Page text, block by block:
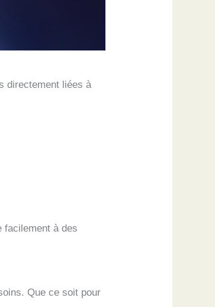
directement liées à
facilement à des
Que ce soit pour